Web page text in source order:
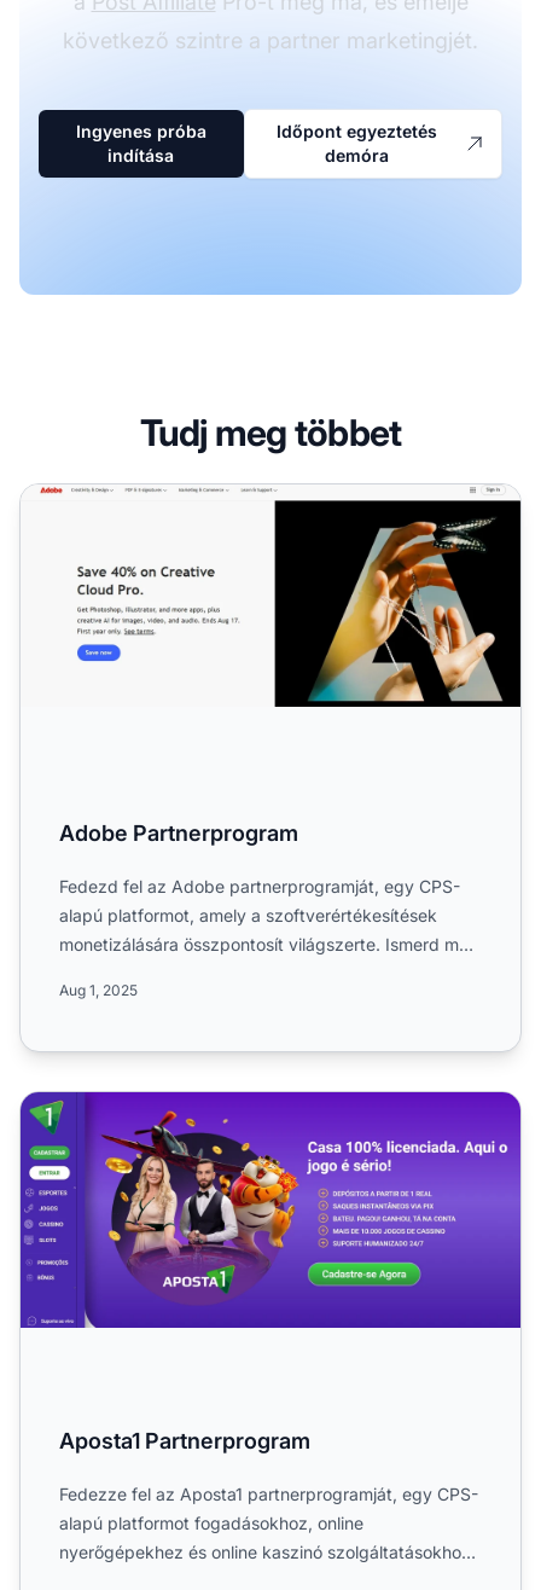
következő szintre a partner marketingjét.
Ingyenes próba
indítása
Időpont egyeztetés
demóra
Tudj meg többet
Adobe Partnerprogram
Adobe Partnerprogram
Fedezd fel az Adobe partnerprogramját, egy CPS-
alapú platformot, amely a szoftverértékesítések
monetizálására összpontosít világszerte. Ismerd meg
Aug 1, 2025
Aposta1 Partnerprogram
Aposta1 Partnerprogram
Fedezze fel az Aposta1 partnerprogramját, egy CPS-
alapú platformot fogadásokhoz, online
nyerőgépekhez és online kaszinó szolgáltatásokhoz